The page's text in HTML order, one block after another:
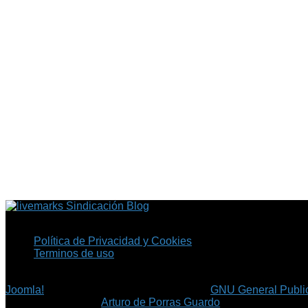
Sindicación Blog
Política de Privacidad y Cookies
Terminos de uso
Joomla!
GNU General
©Arturo de Porras Guardo